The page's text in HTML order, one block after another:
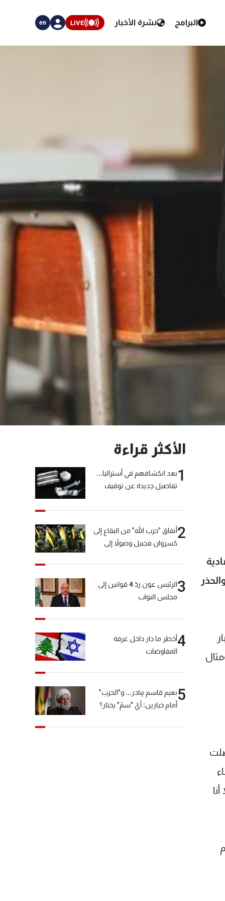
البرامج نشرة الأخبار LIVE
en
الأكثر قراءة
1بعد انكشافهم في أستراليا...
تفاصيل جديدة عن توقيف
2أنفاق "حزب الله" من البقاع إلى
كسروان فجبيل وصولاً إلى
3
الرئيس عون ردّ 4 قوانين إلى
مجلس النواب
4أخطر ما دار داخل غرفة
المفاوضات
5نعيم قاسم يبادر... و"الحزب"
أمام خيارين: أيّ "سمّ" يختار؟